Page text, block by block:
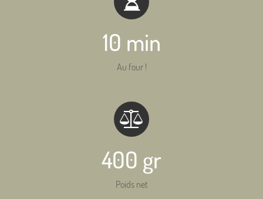
10 min
Au four !
400 gr
Poids net